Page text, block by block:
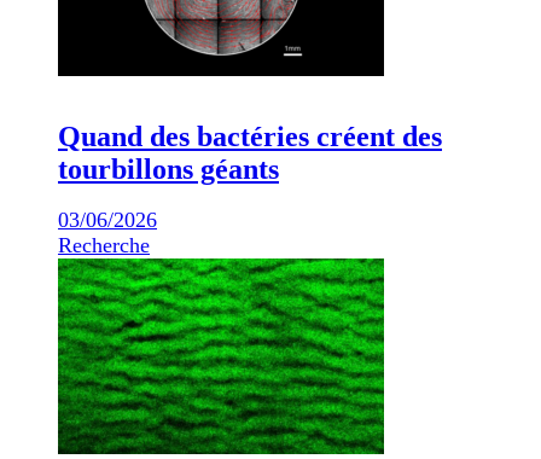
Quand des bactéries créent des
tourbillons géants
03/06/2026
Recherche